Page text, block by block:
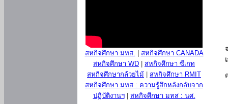
สหกิจศึกษา มทส.
สหกิจศึกษา CANADA
สหกิจศึกษา WD
สหกิจศึกษา ซีเกท
สหกิจศึกษากล้วยไม้
สหกิจศึกษา RMIT
สหกิจศึกษา มทส : ความรู้สึกหลังกลับจาก
ปฏิบัติงานฯ| สหกิจศึกษา มทส : นศ.